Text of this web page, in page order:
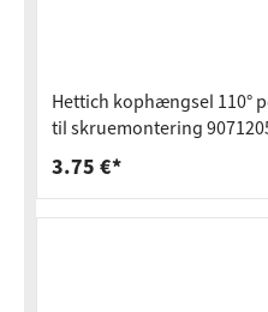
Hettich kophængsel 110°
til skruemontering
3.75 €*